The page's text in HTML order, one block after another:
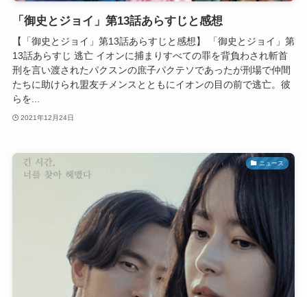
「御史とジョイ」第13話あらすじと感想
【「御史とジョイ」第13話あらすじと感想】 「御史とジョイ」第
13話あらすじ 逃亡 イオンに捕まりすべての罪を背負わされ斬首
刑を言い渡されたパクスンの庶子パクテソであったが刑場で仲間
たちに助けられ盟友チメンスとともにイオンの目の前で逃亡。彼
らを...
2021年12月24日
ニュース